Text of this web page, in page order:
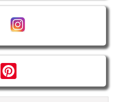
google_bookmarks